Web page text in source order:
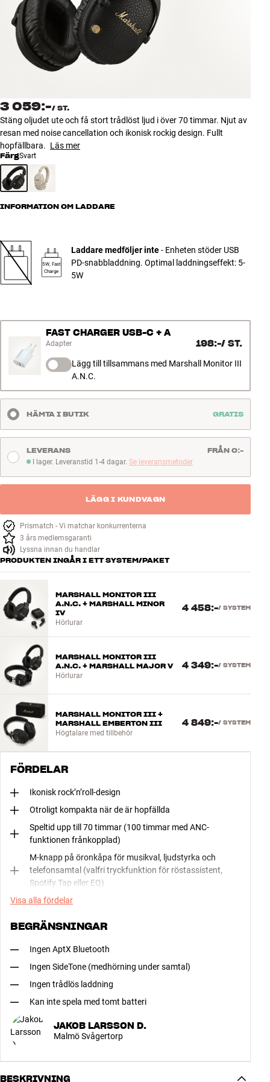
Tillbehör
INSPIRATION
MÄRKEN
NYHETER
ERBJUDANDEN
Hitta Butik
Kundtjänst
Logga in
3 059:-/ ST.
Stäng oljudet ute och få stort trådlöst ljud i över 70 timmar. Njut av
resan med noise cancellation och ikonisk rockig design. Fullt
hopfällbara. Läs mer
FärgSvart
INFORMATION OM LADDARE
5W, Fast
Charge
Laddare medföljer inte- Enheten stöder USB
PD-snabbladdning. Optimal laddningseffekt: 5-
5W
FAST CHARGER USB-C + A
Adapter 198:-/ ST.
Lägg till tillsammans med Marshall Monitor III
A.N.C.
HÄMTA I BUTIK GRATIS
I lager. Leveranstid 1-4 dagar
I lager. Leveranstid 1-4 dagar. Se leveransmetoder
LEVERANS FRÅN 0:-
LÄGG I KUNDVAGN
Prismatch - Vi matchar konkurrenterna
3 års medlemsgaranti
Lyssna innan du handlar
PRODUKTEN INGÅR I ETT SYSTEM/PAKET
MARSHALL MONITOR III
A.N.C. + MARSHALL MINOR
IV
Hörlurar
4 458:-/ SYSTEM
MARSHALL MONITOR III
A.N.C. + MARSHALL MAJOR V
Hörlurar
4 349:-/ SYSTEM
MARSHALL MONITOR III +
MARSHALL EMBERTON III
Högtalare med tillbehör
4 849:-/ SYSTEM
FÖRDELAR
Ikonisk rock’n’roll-design
Otroligt kompakta när de är hopfällda
Speltid upp till 70 timmar (100 timmar med ANC-
funktionen frånkopplad)
M-knapp på öronkåpa för musikval, ljudstyrka och
telefonsamtal (valfri tryckfunktion för röstassistent,
Spotify Tap eller EQ)
Visa alla fördelar
BEGRÄNSNINGAR
Ingen AptX Bluetooth
Ingen SideTone (medhörning under samtal)
Ingen trådlös laddning
Kan inte spela med tomt batteri
JAKOB LARSSON D.
Malmö Svågertorp
BESKRIVNING